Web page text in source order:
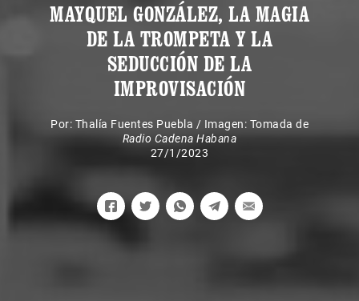
MAYQUEL GONZÁLEZ, LA MAGIA
DE LA TROMPETA Y LA
SEDUCCIÓN DE LA
IMPROVISACIÓN
Por: Thalía Fuentes Puebla / Imagen: Tomada de
Radio Cadena Habana
27/1/2023